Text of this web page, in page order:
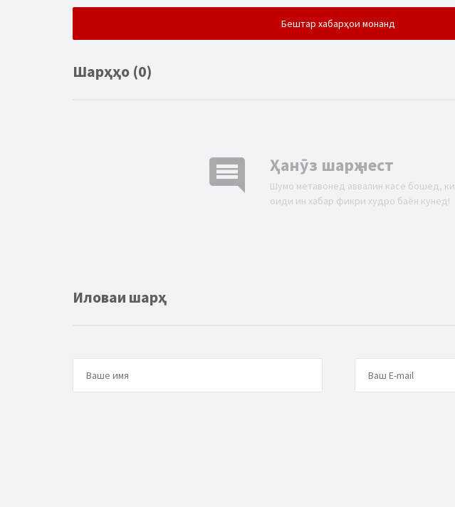
Бештар хабарҳои монанд
Шарҳҳо (0)
comment Ҳанӯз шарҳ нест
Шумо метавонед аввалин касе бошед, ки
оиди ин хабар фикри худро баён кунед!
Иловаи шарҳ